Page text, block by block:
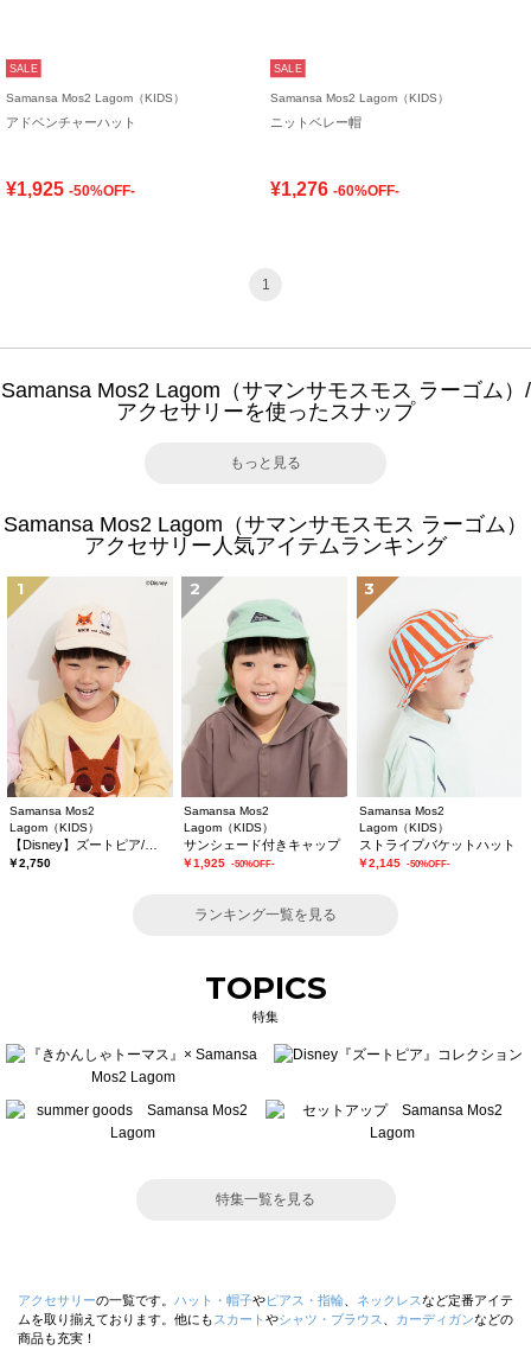
SALE
Samansa Mos2 Lagom（KIDS）
アドベンチャーハット
¥1,925 -50%OFF-
SALE
Samansa Mos2 Lagom（KIDS）
ニットベレー帽
¥1,276 -60%OFF-
1
Samansa Mos2 Lagom（サマンサモスモス ラーゴム）/
アクセサリーを使ったスナップ
もっと見る
Samansa Mos2 Lagom（サマンサモスモス ラーゴム）
アクセサリー人気アイテムランキング
1
Samansa Mos2
Lagom（KIDS）
￥2,750
2
Samansa Mos2
Lagom（KIDS）
サンシェード付きキャップ
￥1,925 -50%OFF-
3
Samansa Mos2
Lagom（KIDS）
ストライプバケットハット
￥2,145 -50%OFF-
ランキング一覧を見る
TOPICS
特集
特集一覧を見る
アクセサリーの一覧です。 ハット・帽子やピアス・指輪 ネックレスなど定番アイテ
ムを取り揃えております。他にも スカート やシャツ・ブラウス カーディガンなどの
商品も充実！